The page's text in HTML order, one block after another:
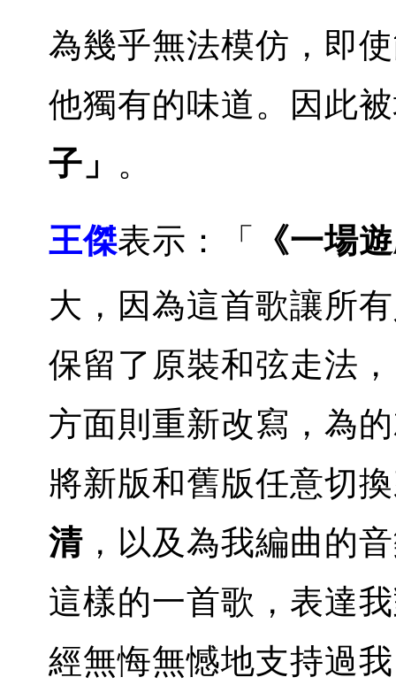
為幾乎無法模仿，即
他獨有的味道。因此
子」 。
王傑表示：「
《一場
大，因為這首歌讓所
保留了原裝和弦走法
方面則重新改寫，為
將新版和舊版任意切
清 ，以及為我編曲的
這樣的一首歌，表達
經無悔無憾地支持過